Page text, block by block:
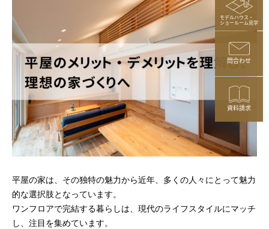
モデルハウス・
ショールーム見学
問合わせ
資料請求
平屋の家は、その独特の魅力から近年、多くの人々にとって魅力
的な選択肢となっています。
ワンフロアで完結する暮らしは、現代のライフスタイルにマッチ
し、注目を集めています。